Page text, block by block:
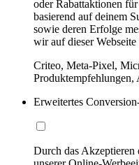
oder Rabattaktionen
basierend auf deinem
sowie deren Erfolge
wir auf dieser
Criteo, Meta-Pixel,
Produktempfehlungen,
Erweitertes
Durch das Akzeptieren